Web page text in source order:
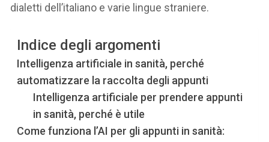
dialetti dell’italiano e varie lingue straniere.
Indice degli argomenti
Intelligenza artificiale in sanità, perché
automatizzare la raccolta degli appunti
Intelligenza artificiale per prendere appunti
in sanità, perché è utile
Come funziona l’AI per gli appunti in sanità: